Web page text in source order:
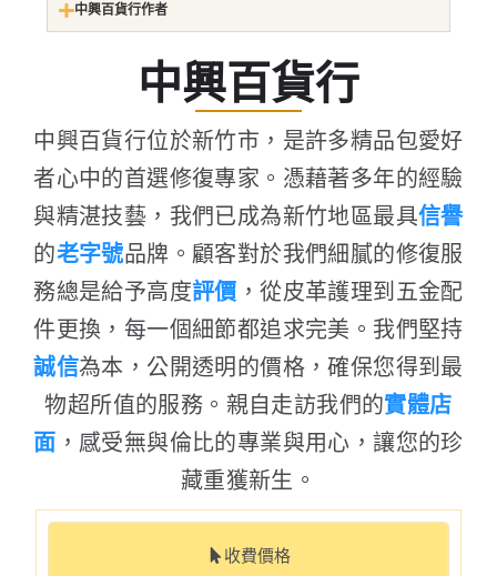
中興百貨行作者
中興百貨行
中興百貨行位於新竹市，是許多精品包愛好
者心中的首選修復專家。憑藉著多年的經驗
與精湛技藝，我們已成為新竹地區最具信譽
的老字號品牌。顧客對於我們細膩的修復服
務總是給予高度評價 ，從皮革護理到五金配
件更換，每一個細節都追求完美。我們堅持
誠信為本，公開透明的價格，確保您得到最
物超所值的服務。親自走訪我們的實體店
面 ，感受無與倫比的專業與用心，讓您的珍
藏重獲新生。
收費價格